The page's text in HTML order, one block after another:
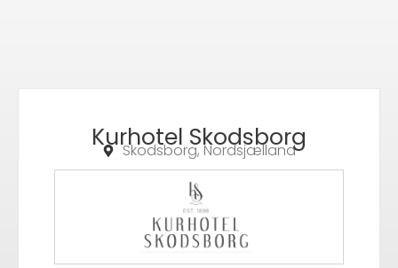
Kurhotel Skodsborg
Skodsborg, Nordsjælland